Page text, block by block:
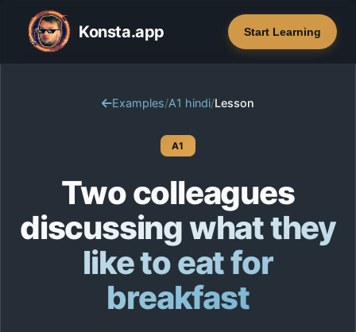
Konsta.app Start Learning
Examples/A1 hindi/Lesson
A1
Two colleagues
discussing what they
like to eat for
breakfast